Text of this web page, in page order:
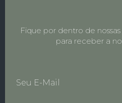
Fique por dentro de
para receber a
Seu E-Mail